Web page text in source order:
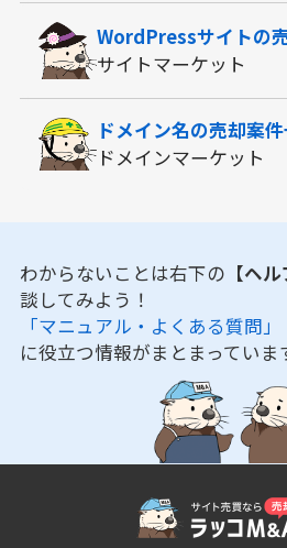
WordPressサイトの
サイトマーケット
ドメイン名の売却案
ドメインマーケット
わからないことは右下の 【ヘル
談してみよう！
「マニュアル・よくある質問」
に役立つ情報がまとまっていま